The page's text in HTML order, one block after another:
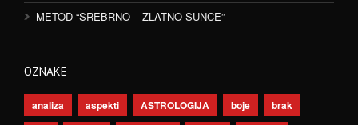
METOD “SREBRNO – ZLATNO SUNCE”
OZNAKE
analiza aspekti ASTROLOGIJA boje
brak